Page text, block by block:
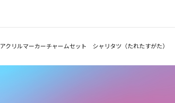
アクリルマーカーチャームセット シャリタツ（たれたすがた）